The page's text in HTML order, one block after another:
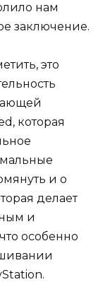
нам
заключение.
это
которая
и о
делает
и
особенно